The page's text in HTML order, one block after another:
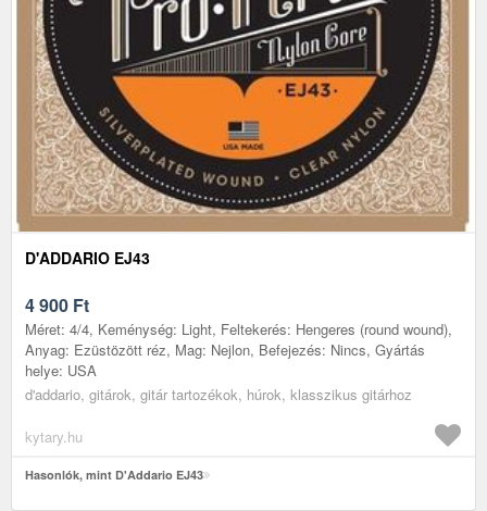
D'ADDARIO EJ43
4 900 Ft
Méret: 4/4, Keménység: Light, Feltekerés: Hengeres (round wound),
Anyag: Ezüstözött réz, Mag: Nejlon, Befejezés: Nincs, Gyártás
helye: USA
d'addario, gitárok, gitár tartozékok, húrok, klasszikus gitárhoz
kytary.hu
Hasonlók, mint D'Addario EJ43